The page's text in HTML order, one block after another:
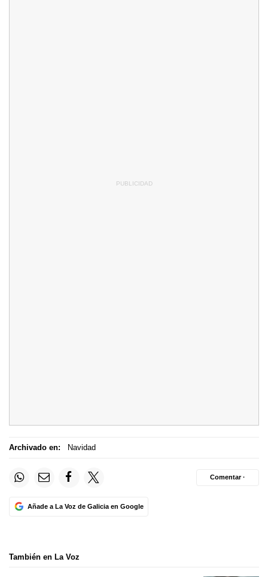
Archivado en: Navidad
Añade a La Voz de Galicia en Google
Comentar ·
También en La Voz